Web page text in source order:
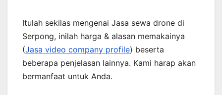
Itulah sekilas mengenai Jasa sewa drone di
Serpong, inilah harga & alasan memakainya
(Jasa video company profile) beserta
beberapa penjelasan lainnya. Kami harap akan
bermanfaat untuk Anda.